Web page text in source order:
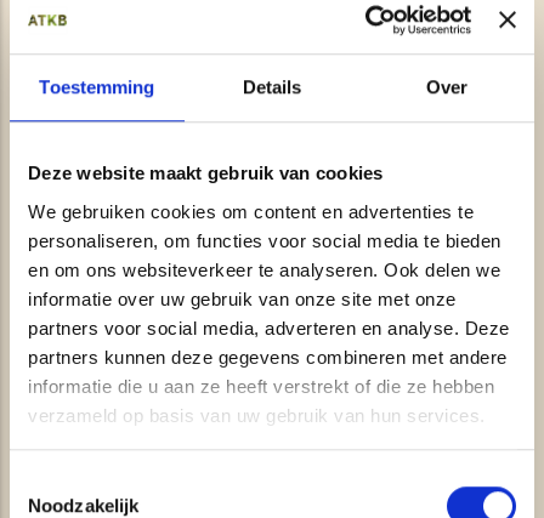
Toestemming Details Over
Deze website maakt gebruik van cookies
We gebruiken cookies om content en advertenties te
personaliseren, om functies voor social media te bieden
en om ons websiteverkeer te analyseren. Ook delen we
informatie over uw gebruik van onze site met onze
partners voor social media, adverteren en analyse. Deze
partners kunnen deze gegevens combineren met andere
informatie die u aan ze heeft verstrekt of die ze hebben
verzameld op basis van uw gebruik van hun services.
Noodzakelijk
Kunstwerkinspecties
Grondradar ondersteuning archeologie
Objectdetectie
Detectie holle ruimten en verzwakkingen
Spoorballastinspectie in 3D
BIM (Bouw Informatie Model)
Locatiescan
luchtfotografie
Verhardingsonderzoek